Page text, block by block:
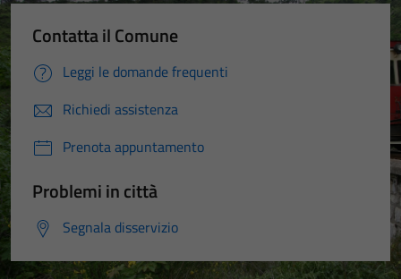
Contatta il Comune
Leggi le domande frequenti
Richiedi assistenza
Prenota appuntamento
Problemi in città
Segnala disservizio